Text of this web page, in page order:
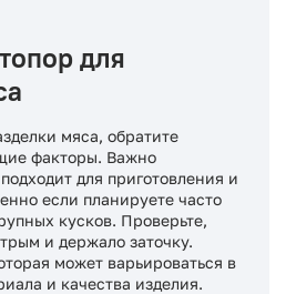
для
мяса, обратите
факторы. Важно
для приготовления и
если планируете часто
кусков. Проверьте,
и держало заточку.
может варьироваться в
и качества изделия.